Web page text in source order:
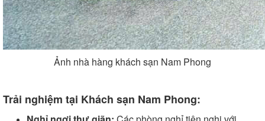
Ảnh nhà hàng khách sạn Nam Phong
Trải nghiệm tại Khách sạn Nam Phong: